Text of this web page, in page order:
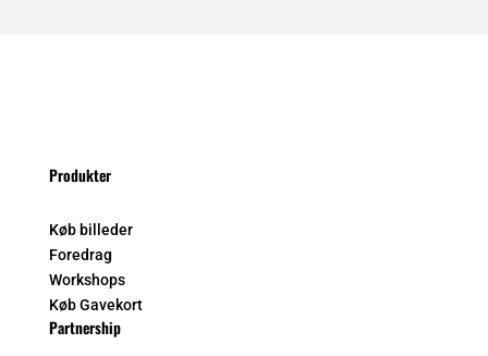
Produkter
Køb billeder
Foredrag
Workshops
Køb Gavekort
Partnership